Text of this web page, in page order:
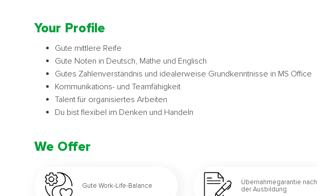
Your Profile
Gute mittlere Reife
Gute Noten in Deutsch, Mathe und Englisch
Gutes Zahlenverständnis und idealerweise Grundkenntnisse in MS Office
Kommunikations- und Teamfähigkeit
Talent für organisiertes Arbeiten
Du bist flexibel im Denken und Handeln
We Offer
Gute Work-Life-Balance
Übernahmegarantie nach
der Ausbildung